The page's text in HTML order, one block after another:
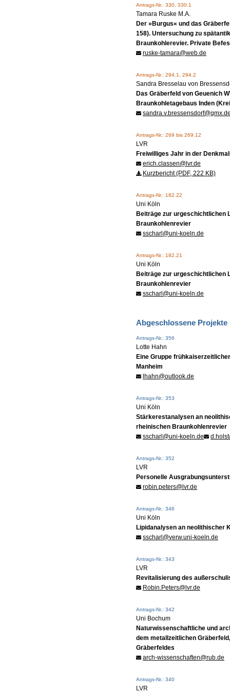
Antrags-Nr.: 330, 330.1
Tamara Ruske M.A.
Der »Burgus« und das
158). Untersuchung zu
Braunkohlerevier. Private
ruske-tamara@web.de
Antrags-Nr.: 294.1, 294.2
Sandra Bresselau von
Das Gräberfeld von Geuenich
Braunkohletagebaus Inden
Antrags-Nr.: 269 bis 269.12
LVR
Freiwilliges Jahr in der
erich.classen@lvr.de
Kurzbericht (PDF, 222 KB)
Antrags-Nr.: 182.22
Uni Köln
Beiträge zur urgeschichtlichen
Braunkohlenrevier
sscharl@uni-koeln.de
Antrags-Nr.: 182.21
Uni Köln
Beiträge zur urgeschichtlichen
Braunkohlenrevier
sscharl@uni-koeln.de
Abgeschlossene Projekte
Antrags-Nr.: 356
Lotte Hahn
Eine Gruppe
Manheim
lhahn@outlook.de
Antrags-Nr.: 353
Uni Köln
Stärkerestanalysen an
rheinischen Braunkohlenrevier
sscharl@uni-koeln.de
Antrags-Nr.: 352
LVR
Personelle
robin.peters@lvr.de
Antrags-Nr.: 346
Uni Köln
Lipidanalysen an neolithischer
sscharl@verw.uni-koeln.de
Antrags-Nr.: 343
LVR
Revitalisierung des
Robin.Peters@lvr.de
Antrags-Nr.: 342
Uni Bochum
Naturwissenschaftliche und
dem metallzeitlichen
Gräberfeldes
arch-wissenschaften@rub.de
Antrags-Nr.: 340
LVR